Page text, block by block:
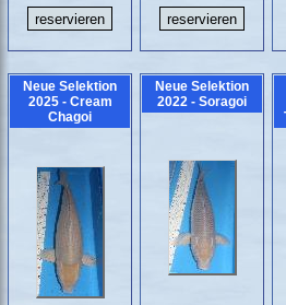
Neue Selektion
2025 - Cream
Chagoi
Neue Selektion
2022 - Soragoi